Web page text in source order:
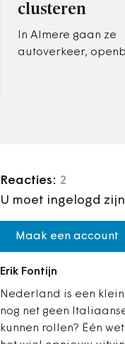
clusteren
In Almere gaan ze
autoverkeer,
Reacties: 2
U moet ingelogd
Maak een account
Erik Fontijn
Nederland is een
nog net geen
kunnen rollen? Ëén